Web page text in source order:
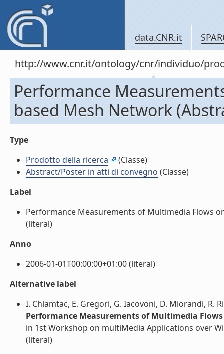
data.CNR.it
http://www.cnr.it/ontology/cnr/individuo/
Performance
based Mesh Network
Type
Prodotto della ricerca
(Classe)
Abstract/Poster in atti di convegno (Classe)
Label
Performance Measurements of Multimedia Flows
(literal)
Anno
2006-01-01T00:00:00+01:00 (literal)
Alternative label
I. Chlamtac, E. Gregori, G. Iacovoni, D. Miorandi, R.
Performance Measurements of Multimedia
in 1st Workshop on multiMedia Applications over
(literal)